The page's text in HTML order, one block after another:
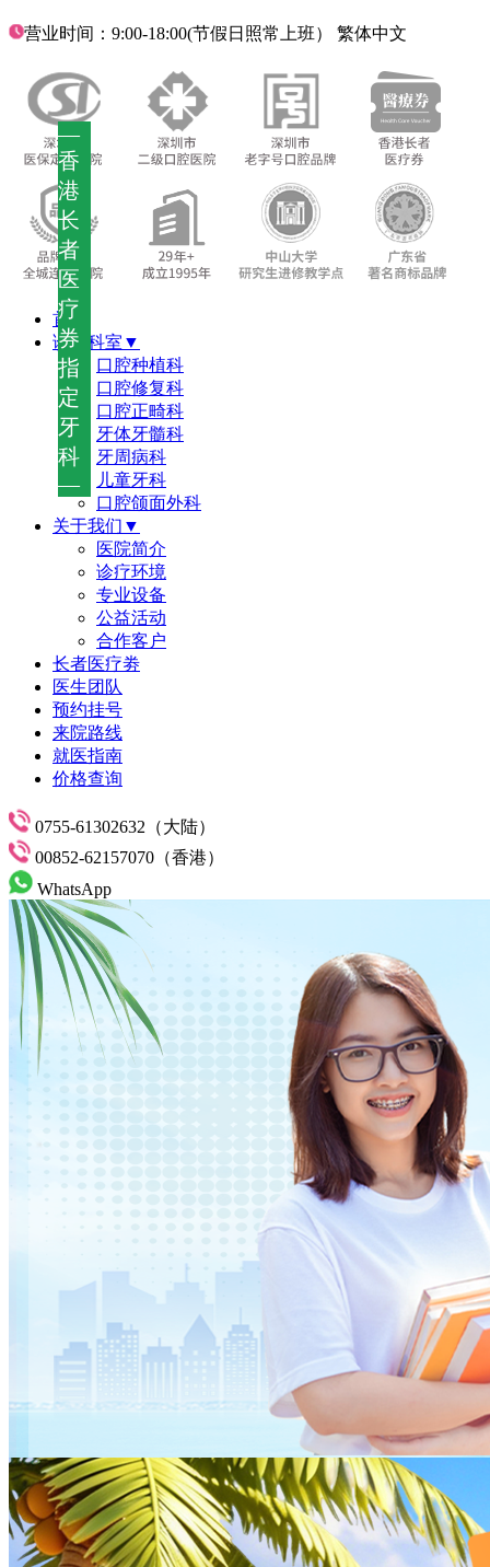
—
香
港
长
者
医
疗
券
指
定
牙
科
—
营业时间：9:00-18:00(节假日照常上班） 繁体中文
首页
诊疗科室▼
口腔种植科
口腔修复科
口腔正畸科
牙体牙髓科
牙周病科
儿童牙科
口腔颌面外科
关于我们▼
医院简介
诊疗环境
专业设备
公益活动
合作客户
长者医疗劵
医生团队
预约挂号
来院路线
就医指南
价格查询
0755-61302632（大陆）
00852-62157070（香港）
WhatsApp